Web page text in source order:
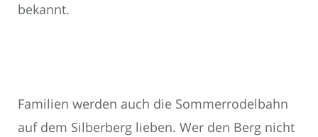
bekannt.
Familien werden auch die Sommerrodelbahn
auf dem Silberberg lieben. Wer den Berg nicht